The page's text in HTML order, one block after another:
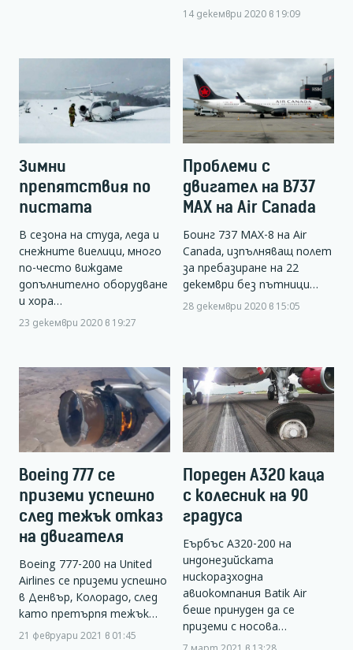
14 декември 2020 в 19:09
Зимни
препятствия по
пистата
В сезона на студа, леда и
снежните виелици, много
по-често виждаме
допълнително оборудване
и хора…
23 декември 2020 в 19:27
Проблеми с
двигател на B737
MAX на Air Canada
Боинг 737 МАХ-8 на Air
Canada, изпълняващ полет
за пребазиране на 22
декември без пътници…
28 декември 2020 в 15:05
Boeing 777 се
приземи успешно
след тежък отказ
на двигателя
Boeing 777-200 на United
Airlines се приземи успешно
в Денвър, Колорадо, след
като претърпя тежък…
21 февруари 2021 в 01:45
Пореден А320 каца
с колесник на 90
градуса
Еърбъс А320-200 на
индонезийската
нискоразходна
авиокомпания Batik Air
беше принуден да се
приземи с носова…